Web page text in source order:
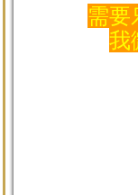
需要
我